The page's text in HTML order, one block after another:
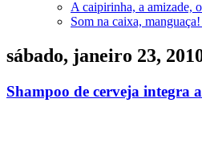
A caipirinha, a amizade,
Som na caixa,
sábado, janeiro 23,
Shampoo de cerveja integra